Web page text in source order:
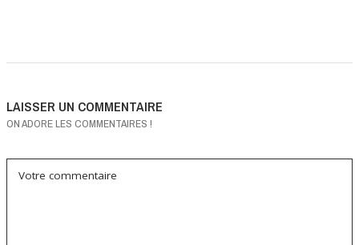
LAISSER UN COMMENTAIRE
ON ADORE LES COMMENTAIRES !
Votre commentaire